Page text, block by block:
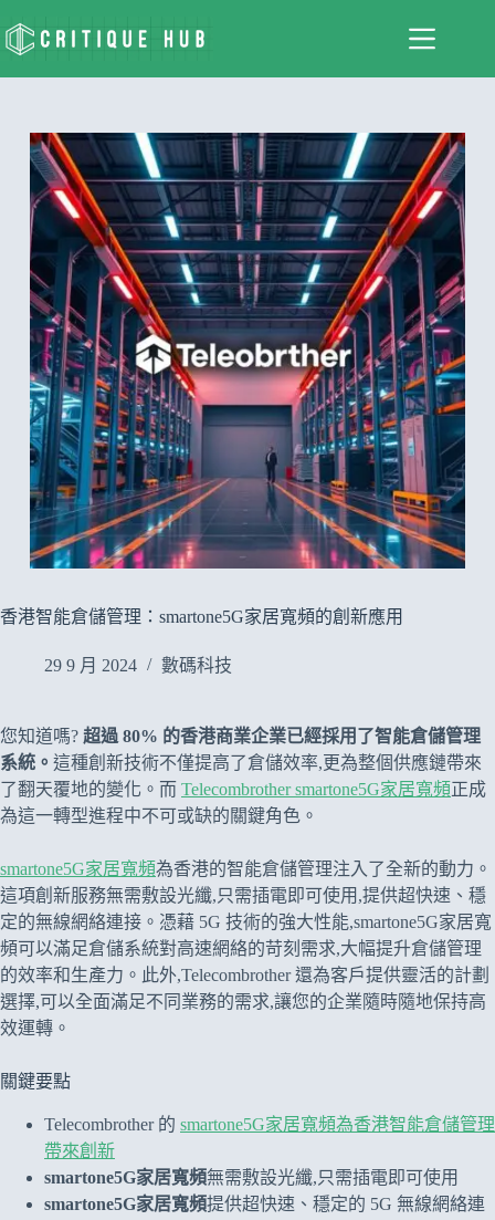
至
香港智能倉儲管理：smartone5G家居寬頻的創新應用
29 9 月 2024 數碼科技
您知道嗎? 超過 80% 的香港商業企業已經採用了智能倉儲管理
系統。 這種創新技術不僅提高了倉儲效率,更為整個供應鏈帶來
了翻天覆地的變化。而 Telecombrother smartone5G家居寬頻正成
為這一轉型進程中不可或缺的關鍵角色。
smartone5G家居寬頻為香港的智能倉儲管理注入了全新的動力。
這項創新服務無需敷設光纖,只需插電即可使用,提供超快速、穩
定的無線網絡連接。憑藉 5G 技術的強大性能,smartone5G家居寬
頻可以滿足倉儲系統對高速網絡的苛刻需求,大幅提升倉儲管理
的效率和生產力。此外,Telecombrother 還為客戶提供靈活的計劃
選擇,可以全面滿足不同業務的需求,讓您的企業隨時隨地保持高
效運轉。
關鍵要點
Telecombrother 的 smartone5G家居寬頻為香港智能倉儲管理
帶來創新
smartone5G家居寬頻無需敷設光纖,只需插電即可使用
smartone5G家居寬頻提供超快速、穩定的 5G 無線網絡連